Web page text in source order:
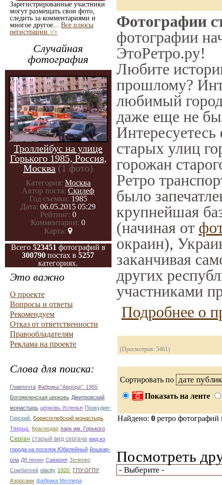
Зарегистрированные участники
могут размещать свои фото,
следить за комментариями и
многое другое... Все плюсы
регистрации >>
Случайная
фотография
Троллейбус на улице
Горького 1985, Россия,
Москва (1 фото)
Категория: Москва
Автор поста: Скилеф
Год съемки: 1985
Дата: 06.05.2015 05:29
Рейтинг: 0
Комментарии: 0
Карта:
Всего 523451 фотографий в
300790 постах в5257
категориях.
Это важно
О проекте
Вопросы и ответы
Рекомендуем
Отказ от ответственности
Правообладателям
Реклама на проекте
Слова для поиска:
Главпочта Фабрика "Аврора". 1965
Богоявленская церковь Дмитровский
монастырь церковь Успенья Прокудин-
Горский.
Борисоглебский монастырь
Тверца.
Краснодар парк им. Горького
Сергач старый вид сергача вид из
города на поселок Юбилейный йошкар-
ола ДК ленин Савария Зеленко
Сомбатхей olacity 1920.
ГПУ.ОГПУ
Аэросани фабрика Меллера
Фотографии
фотографии
ЭтоРетро.ру!
Любите
прошлому?
любимый
даже еще не
Интересуетесь
старых улиц
горожан
Ретро
было
крупнейшая
(начиная от
окраин),
заканчивая
других
участниками
Подробнее о
(Просмотров: 5461)
Сортировать по
Показать на ленте
Найдено: 0 ретро
Посмотреть